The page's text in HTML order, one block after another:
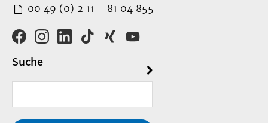
00 49 (0) 2 11 - 81 04 855
Suche